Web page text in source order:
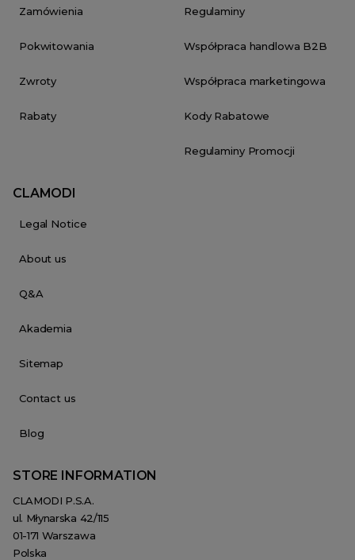
Zamówienia
Pokwitowania
Zwroty
Rabaty
Regulaminy
Współpraca handlowa B2B
Współpraca marketingowa
Kody Rabatowe
Regulaminy Promocji
CLAMODI
Legal Notice
About us
Q&A
Akademia
Sitemap
Contact us
Blog
STORE INFORMATION
CLAMODI P.S.A.
ul. Młynarska 42/115
01-171 Warszawa
Polska